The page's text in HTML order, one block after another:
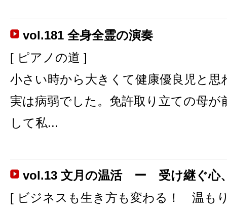
vol.181 全身全霊の演奏
[ ピアノの道 ]
小さい時から大きくて健康優良児と
実は病弱でした。免許取り立ての母が
して私...
vol.13 文月の温活 ー 受け継ぐ心
[ ビジネスも生き方も変わる！ 温も